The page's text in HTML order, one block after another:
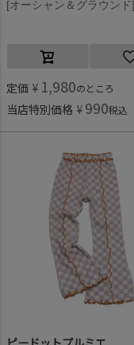
定価 ¥ 1,980のところ
当店特別価格 ¥ 990税込